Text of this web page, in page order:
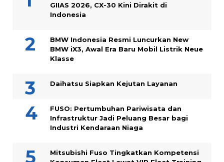
GIIAS 2026, CX-30 Kini Dirakit di
Indonesia
BMW Indonesia Resmi Luncurkan New
BMW iX3, Awal Era Baru Mobil Listrik Neue
Klasse
Daihatsu Siapkan Kejutan Layanan
FUSO: Pertumbuhan Pariwisata dan
Infrastruktur Jadi Peluang Besar bagi
Industri Kendaraan Niaga
Mitsubishi Fuso Tingkatkan Kompetensi